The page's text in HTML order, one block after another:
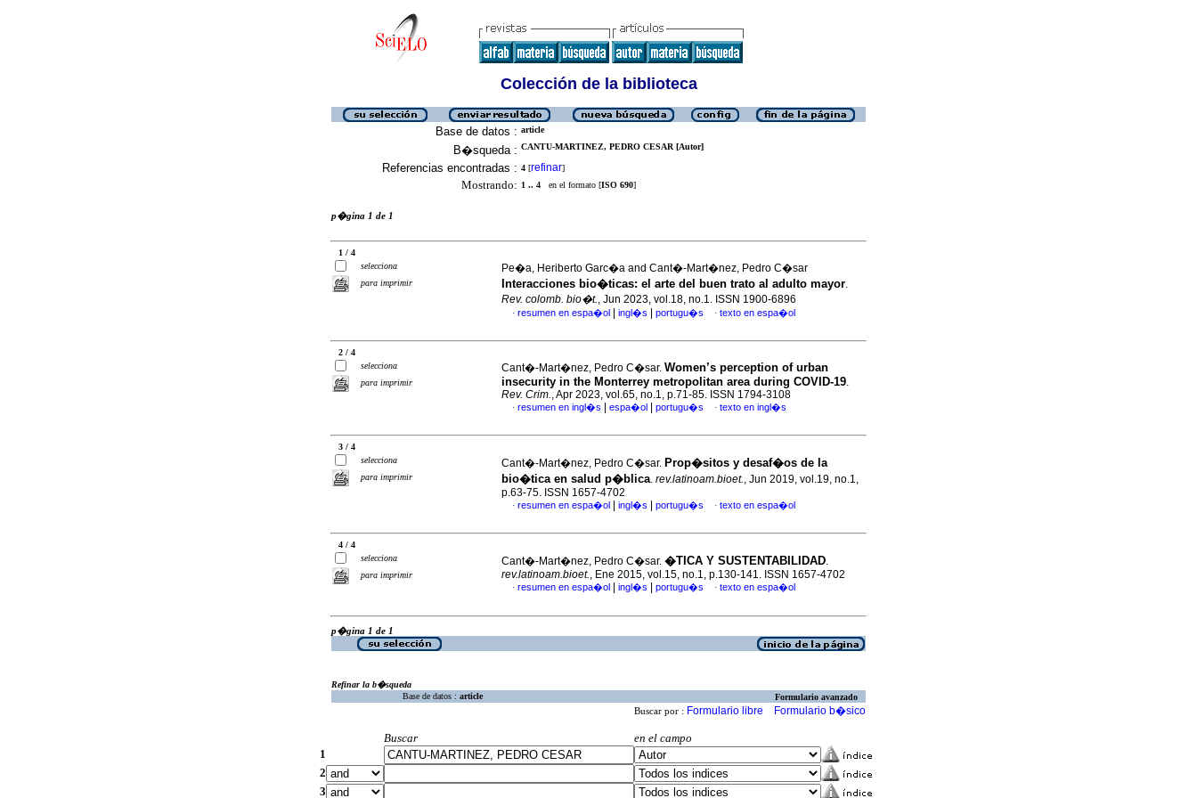
Colección de la biblioteca
Base de datos : article
B�squeda : CANTU-MARTINEZ, PEDRO CESAR [Autor]
Referencias encontradas : 4 [refinar]
Mostrando: 1 .. 4 en el formato [ISO 690]
p�gina 1 de 1
1 / 4
selecciona
para imprimir
Pe�a, Heriberto Garc�a and Cant�-Mart�nez, Pedro C�sar
Interacciones bio�ticas: el arte del buen trato al adulto mayor.
Rev. colomb. bio�t., Jun 2023, vol.18, no.1. ISSN 1900-6896
· resumen en espa�ol ingl�s portugu�s · texto en espa�ol
2 / 4
selecciona
para imprimir
Cant�-Mart�nez, Pedro C�sar. Women’s perception of urban
insecurity in the Monterrey metropolitan area during COVID-19.
Rev. Crim., Apr 2023, vol.65, no.1, p.71-85. ISSN 1794-3108
· resumen en ingl�s espa�ol portugu�s · texto en ingl�s
3 / 4
selecciona
para imprimir
Cant�-Mart�nez, Pedro C�sar. Prop�sitos y desaf�os de la
bio�tica en salud p�blica. rev.latinoam.bioet., Jun 2019, vol.19, no.1,
p.63-75. ISSN 1657-4702
· resumen en espa�ol ingl�s portugu�s · texto en espa�ol
4 / 4
selecciona
para imprimir
Cant�-Mart�nez, Pedro C�sar. �TICA Y SUSTENTABILIDAD.
rev.latinoam.bioet., Ene 2015, vol.15, no.1, p.130-141. ISSN 1657-4702
· resumen en espa�ol ingl�s portugu�s · texto en espa�ol
p�gina 1 de 1
Refinar la b�squeda
Base de datos : article Formulario avanzado
Buscar por : Formulario libre Formulario b�sico
Buscar
en el campo
1
2
3